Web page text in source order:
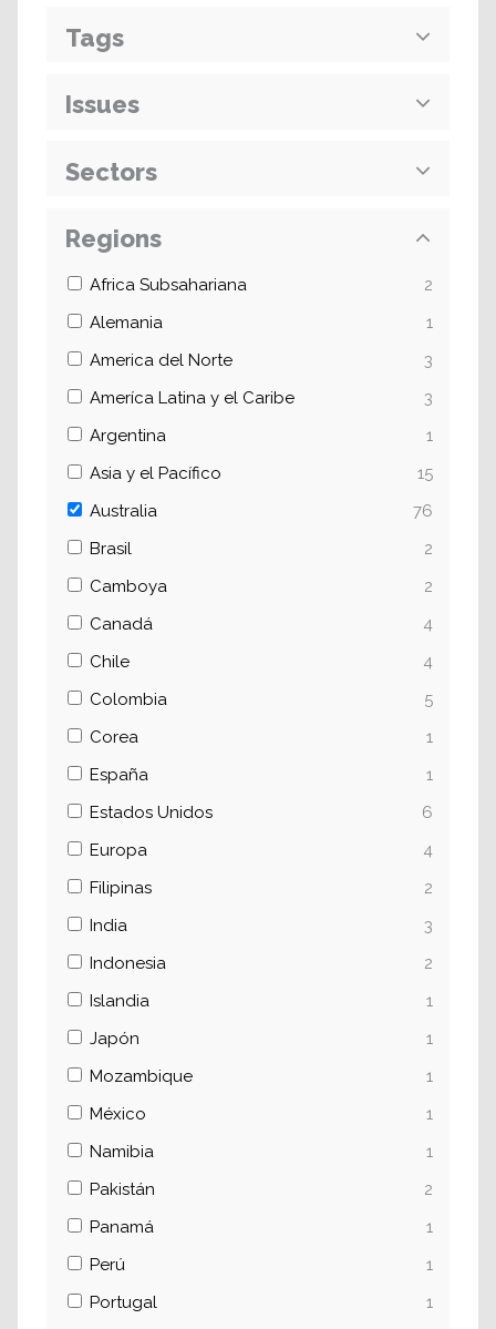
Tags
Issues
Sectors
Regions
Africa Subsahariana
2
Alemania
1
America del Norte
3
Ameríca Latina y el Caribe
3
Argentina
1
Asia y el Pacífico
15
Australia
76
Brasil
2
Camboya
2
Canadá
4
Chile
4
Colombia
5
Corea
1
España
1
Estados Unidos
6
Europa
4
Filipinas
2
India
3
Indonesia
2
Islandia
1
Japón
1
Mozambique
1
México
1
Namibia
1
Pakistán
2
Panamá
1
Perú
1
Portugal
1